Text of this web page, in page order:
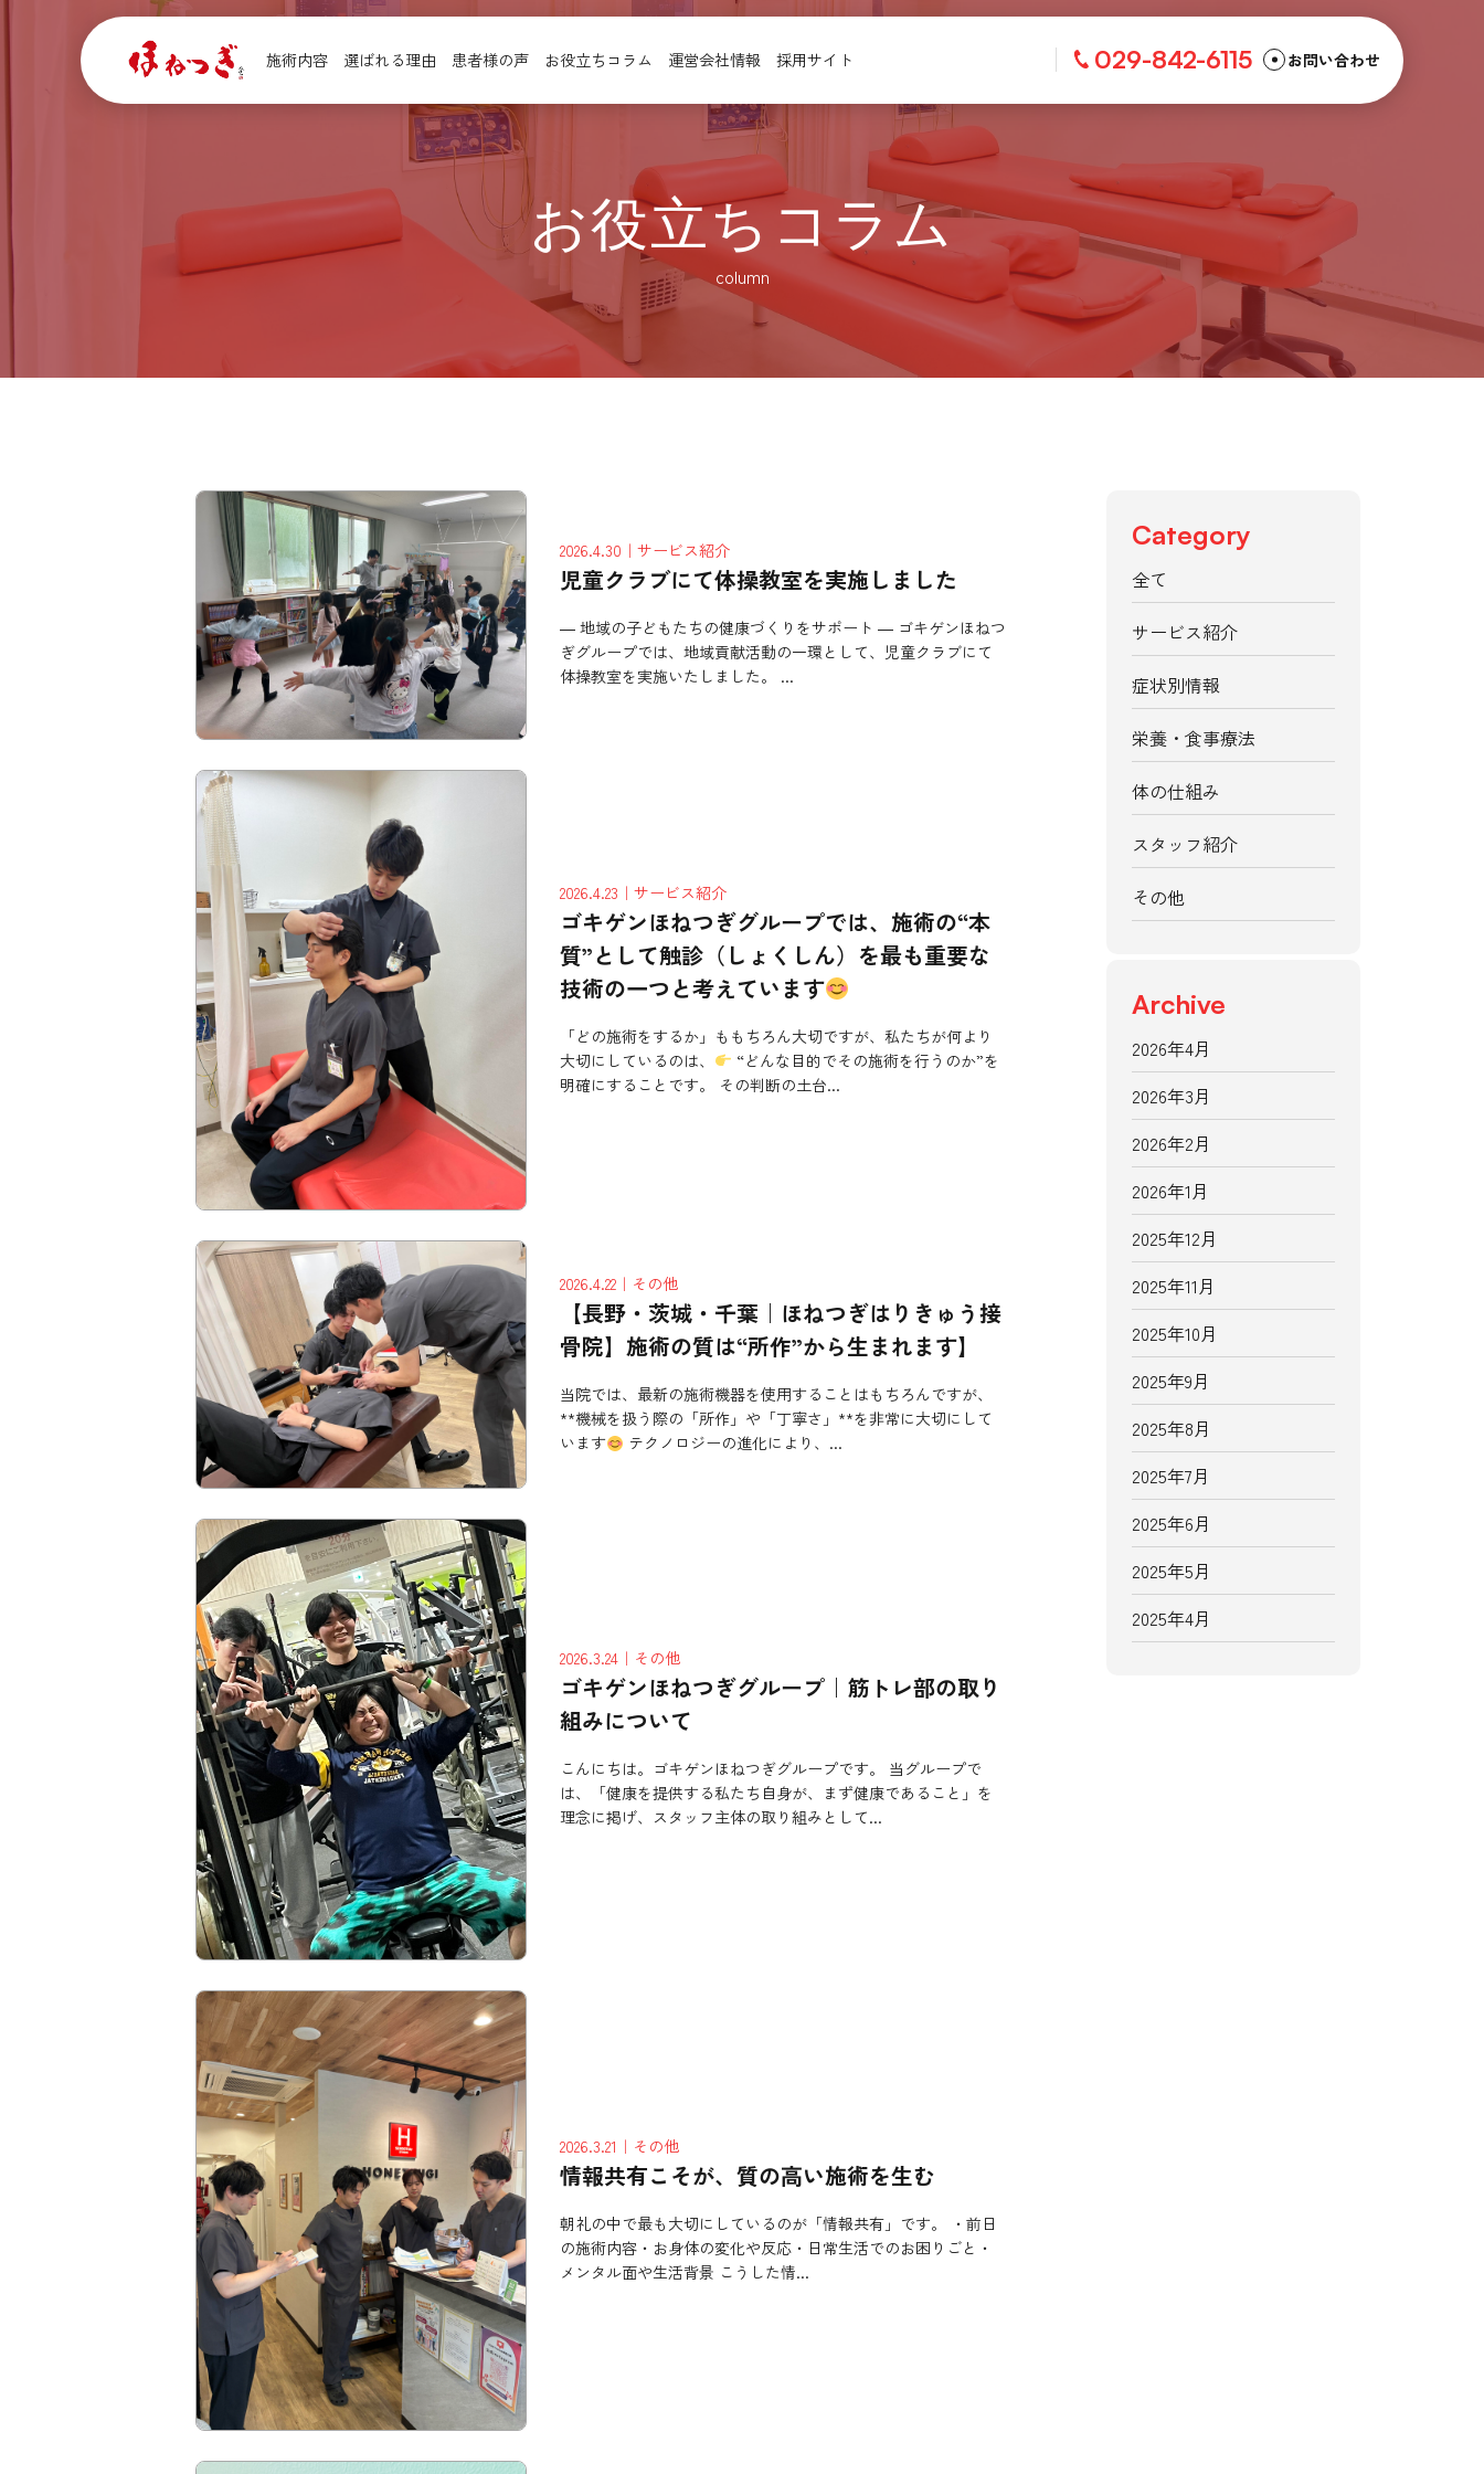
施術内容 選ばれる理由 患者様の声 お役立ちコラム 運営会社情報 採用サイト 029-842-6115 お問い合わせ
お役立ちコラム
column
2026.4.30 ｜サービス紹介
児童クラブにて体操教室を実施しました
― 地域の子どもたちの健康づくりをサポート ― ゴキゲンほねつ
ぎグループでは、地域貢献活動の一環として、児童クラブにて
体操教室を実施いたしました。 ...
2026.4.23 ｜サービス紹介
ゴキゲンほねつぎグループでは、施術の“本
質”として触診（しょくしん）を最も重要な
技術の一つと考えています
「どの施術をするか」ももちろん大切ですが、私たちが何より
大切にしているのは、
“どんな目的でその施術を行うのか”を
明確にすることです。 その判断の土台...
2026.4.22｜その他
【長野・茨城・千葉｜ほねつぎはりきゅう接
骨院】施術の質は“所作”から生まれます】
当院では、最新の施術機器を使用することはもちろんですが、
**機械を扱う際の「所作」や「丁寧さ」**を非常に大切にして
います
テクノロジーの進化により、...
2026.3.24｜その他
ゴキゲンほねつぎグループ｜筋トレ部の取り
組みについて
こんにちは。ゴキゲンほねつぎグループです。 当グループで
は、「健康を提供する私たち自身が、まず健康であること」を
理念に掲げ、スタッフ主体の取り組みとして...
2026.3.21 ｜その他
情報共有こそが、質の高い施術を生む
朝礼の中で最も大切にしているのが「情報共有」です。 ・前日
の施術内容・お身体の変化や反応・日常生活でのお困りごと・
メンタル面や生活背景 こうした情...
Category
全て
サービス紹介
症状別情報
栄養・食事療法
体の仕組み
スタッフ紹介
その他
Archive
2026年4月
2026年3月
2026年2月
2026年1月
2025年12月
2025年11月
2025年10月
2025年9月
2025年8月
2025年7月
2025年6月
2025年5月
2025年4月